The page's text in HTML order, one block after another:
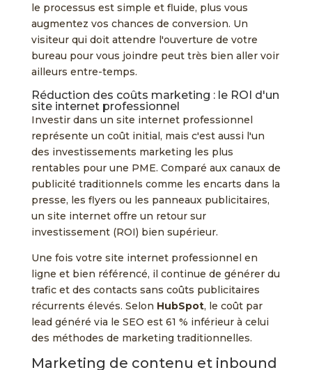
le processus est simple et fluide, plus vous
augmentez vos chances de conversion. Un
visiteur qui doit attendre l'ouverture de votre
bureau pour vous joindre peut très bien aller voir
ailleurs entre-temps.
Réduction des coûts marketing : le ROI d'un
site internet professionnel
Investir dans un site internet professionnel
représente un coût initial, mais c'est aussi l'un
des investissements marketing les plus
rentables pour une PME. Comparé aux canaux de
publicité traditionnels comme les encarts dans la
presse, les flyers ou les panneaux publicitaires,
un site internet offre un retour sur
investissement (ROI) bien supérieur.
Une fois votre site internet professionnel en
ligne et bien référencé, il continue de générer du
trafic et des contacts sans coûts publicitaires
récurrents élevés. Selon HubSpot, le coût par
lead généré via le SEO est 61 % inférieur à celui
des méthodes de marketing traditionnelles.
Marketing de contenu et inbound